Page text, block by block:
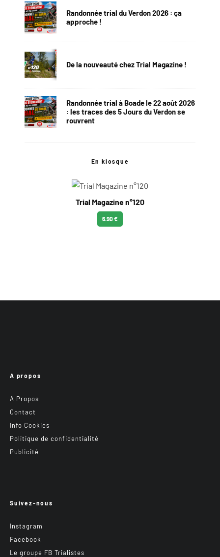
Randonnée trial du Verdon 2026 : ça
approche !
De la nouveauté chez Trial Magazine !
Randonnée trial à Boade le 22 août 2026
: les traces des 5 Jours du Verdon se
rouvrent
En kiosque
Trial Magazine n°120
6.90 €
A propos
A Propos
Contact
Info Cookies
Politique de confidentialité
Publicité
Suivez-nous
Instagram
Facebook
Le groupe FB Trialistes